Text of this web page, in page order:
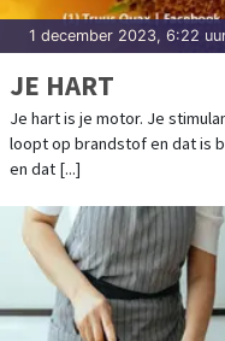
1 december 2023, 6:22
JE HART
Je hart is je motor. Je
loopt op brandstof en dat is
en dat [...]